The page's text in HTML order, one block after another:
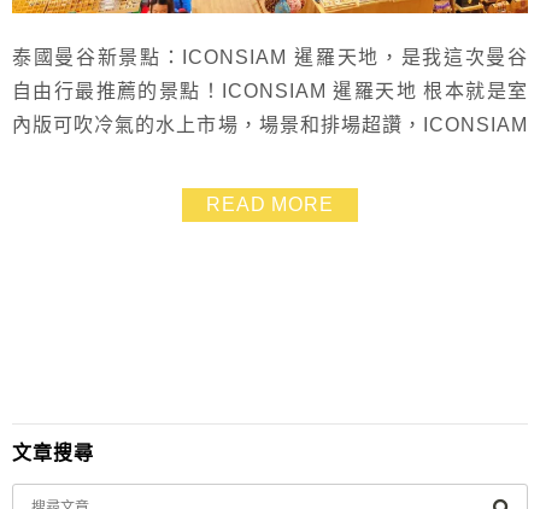
泰國曼谷新景點：ICONSIAM 暹羅天地，是我這次曼谷
自由行最推薦的景點！ICONSIAM 暹羅天地 根本就是室
內版可吹冷氣的水上市場，場景和排場超讚，ICONSIAM
記得一定要待上一整天才能逛的過癮，除了超推薦水上市
場，ICONSIAM 暹羅天地 晚上還有水舞，來一趟保證不
READ MORE
文章搜尋